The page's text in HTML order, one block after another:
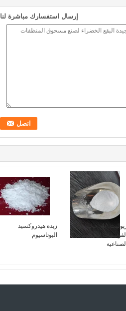
إرسال استفسارك مباشرة لنا
زبدة هيدروكسيد
البوتاسيوم
زيوليت 4A- خالية من
الفوسفات للتطبيقات
الصناعية